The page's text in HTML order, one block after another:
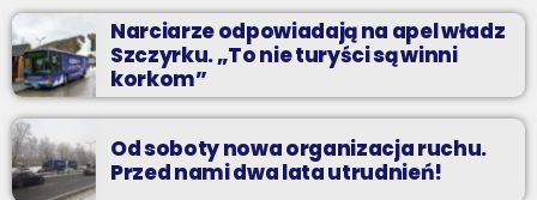
Narciarze odpowiadają na apel władz
Szczyrku. „To nie turyści są winni
korkom”
Od soboty nowa organizacja ruchu.
Przed nami dwa lata utrudnień!